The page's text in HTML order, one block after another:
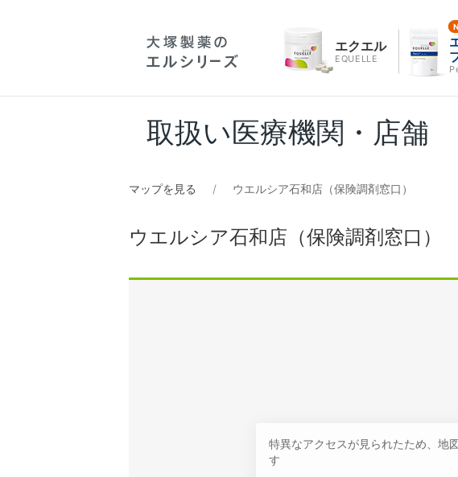
エクエル
EQUELLE
取扱い医療機関・店舗
マップを見る ウエルシア石和店（保険調剤窓口）
ウエルシア石和店（保険調剤窓口）
特異なアクセスが見られたため、地
す